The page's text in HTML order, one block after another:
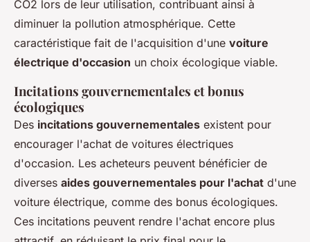
CO2 lors de leur utilisation, contribuant ainsi à
diminuer la pollution atmosphérique. Cette
caractéristique fait de l'acquisition d'une voiture
électrique d'occasion un choix écologique viable.
Incitations gouvernementales et bonus
écologiques
Des incitations gouvernementales existent pour
encourager l'achat de voitures électriques
d'occasion. Les acheteurs peuvent bénéficier de
diverses aides gouvernementales pour l'achat d'une
voiture électrique, comme des bonus écologiques.
Ces incitations peuvent rendre l'achat encore plus